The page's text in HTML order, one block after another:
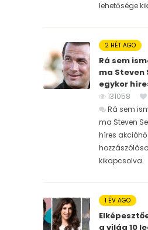
lehetősége
2 HÉT AGO
Rá sem
ma Steven
egykor
131058
Rá sem
ma Steven
híres
kikapcsolva
1 ÉV AGO
a világ 10